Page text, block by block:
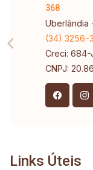
368
Uberlândia
(34) 3256-
Creci: 684-
CNPJ:
Links Úteis